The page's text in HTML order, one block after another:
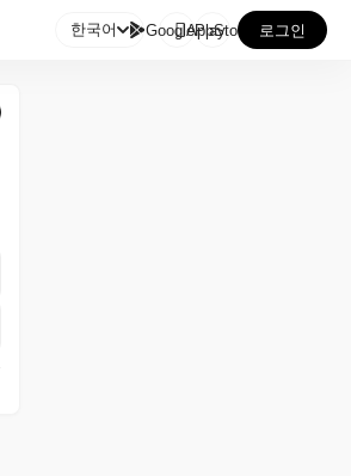
한국어 GooglePlay
AppStore 로그인